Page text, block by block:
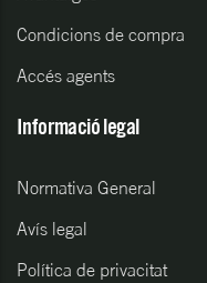
Condicions de compra
Accés agents
Informació legal
Normativa General
Avís legal
Política de privacitat